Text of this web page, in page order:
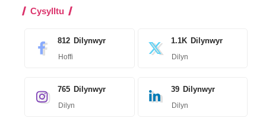
Cysylltu
812 Dilynwyr
Hoffi
1.1K Dilynwyr
Dilyn
765 Dilynwyr
Dilyn
39 Dilynwyr
Dilyn